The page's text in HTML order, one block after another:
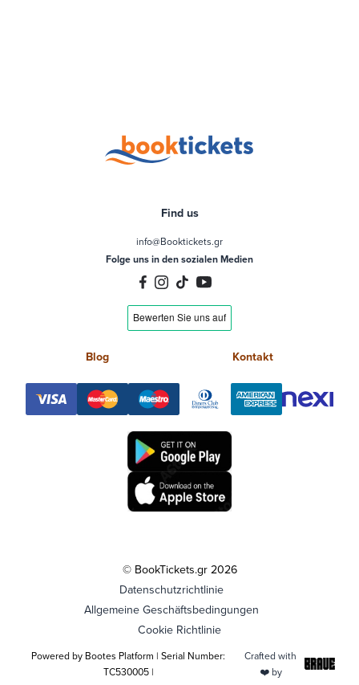
Find us
info@Booktickets.gr
Folge uns in den sozialen Medien
Blog Kontakt
© BookTickets.gr 2026
Datenschutzrichtlinie
Allgemeine Geschäftsbedingungen
Cookie Richtlinie
Powered by Bootes Platform | Serial Number:
TC530005 |
Crafted with
❤️ by